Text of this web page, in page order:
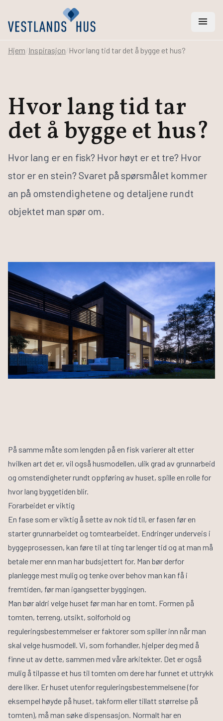
menu
Vi hjelper deg med
Hus
Hytter
Arkitekt- og ingeniørtjenester
Svanemerket hus
Bygge hus
Inspirasjon
Samarbeidspartnere
Finn informasjon
Finn forhandler
Bli forhandler
Om VestlandsHus
Våre ansatte
Visjon og verdier
Hjem Inspirasjon Hvor lang tid tar det å bygge et hus?
Hvor lang tid tar
det å bygge et hus?
Hvor lang er en fisk? Hvor høyt er et tre? Hvor
stor er en stein? Svaret på spørsmålet kommer
an på omstendighetene og detaljene rundt
objektet man spør om.
På samme måte som lengden på en fisk varierer alt etter
hvilken art det er, vil også husmodellen, ulik grad av grunnarbeid
og omstendigheter rundt oppføring av huset, spille en rolle for
hvor lang byggetiden blir.
Forarbeidet er viktig
En fase som er viktig å sette av nok tid til, er fasen før en
starter grunnarbeidet og tomtearbeidet. Endringer underveis i
byggeprosessen, kan føre til at ting tar lenger tid og at man må
betale mer enn man har budsjettert for. Man bør derfor
planlegge mest mulig og tenke over behov man kan få i
fremtiden, før man igangsetter byggingen.
Man bør aldri velge huset før man har en tomt. Formen på
tomten, terreng, utsikt, solforhold og
reguleringsbestemmelser er faktorer som spiller inn når man
skal velge husmodell. Vi, som forhandler, hjelper deg med å
finne ut av dette, sammen med våre arkitekter. Det er også
mulig å tilpasse et hus til tomten om dere har funnet et uttrykk
dere liker. Er huset utenfor reguleringsbestemmelsene (for
eksempel høyde på huset, takform eller tillatt størrelse på
tomten), må man søke dispensasjon. Normalt har en